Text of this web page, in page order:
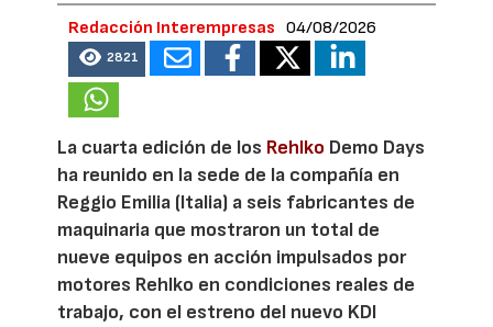
Redacción Interempresas 04/08/2026
2821
La cuarta edición de los Rehlko Demo Days
ha reunido en la sede de la compañía en
Reggio Emilia (Italia) a seis fabricantes de
maquinaria que mostraron un total de
nueve equipos en acción impulsados por
motores Rehlko en condiciones reales de
trabajo, con el estreno del nuevo KDI